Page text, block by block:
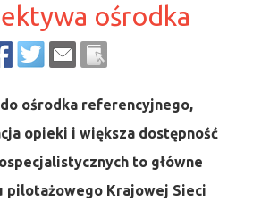
ośrodka
ośrodka referencyjnego,
opieki i większa dostępność
to główne
pilotażowego Krajowej Sieci